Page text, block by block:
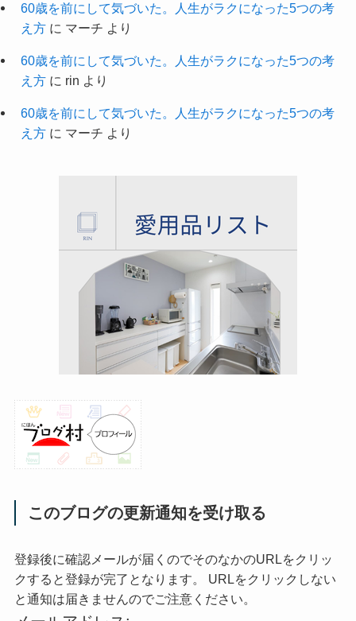
60歳を前にして気づいた。人生がラクになった5つの考
え方に マーチ より
60歳を前にして気づいた。人生がラクになった5つの考
え方に rin より
60歳を前にして気づいた。人生がラクになった5つの考
え方に マーチ より
このブログの更新通知を受け取る
登録後に確認メールが届くのでそのなかのURLをクリッ
クすると登録が完了となります。 URLをクリックしない
と通知は届きませんのでご注意ください。